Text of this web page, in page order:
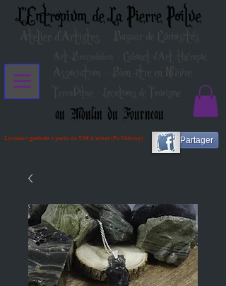
L'Entropium de La Pierre Poilue
Atelier d'Artistes Bazaar de Curiosités
au Moulin du Fourneau
Partager
Livraison gratuite à partir de 80€ d'achat (Fr Métrop)
Art-Bracadabra - Cabinet d'Art-thérapie
TerraVitae - Locations de Tourisme
Association - Bien-être en Nièvre